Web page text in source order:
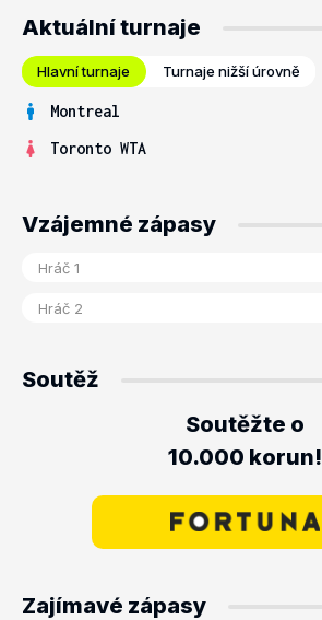
Aktuální turnaje
Hlavní turnaje Turnaje nižší úrovně
Montreal
Toronto WTA
Vzájemné zápasy
Soutěž
Soutěžte o
10.000 korun!
Zajímavé zápasy